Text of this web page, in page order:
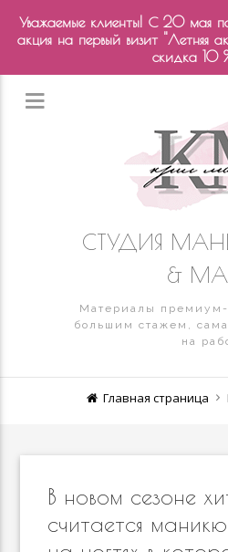
СТУДИЯ
&
Материалы премиум-
большим стажем,
на
Главная страница
В новом сезоне
считается
Уважаемые клиенты! С 20 мая по
акция на первый визит "Летняя
скидка 10